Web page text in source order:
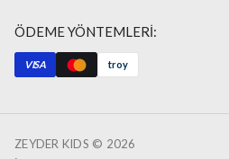
ÖDEME YÖNTEMLERİ:
VISA troy
ZEYDER KIDS © 2026